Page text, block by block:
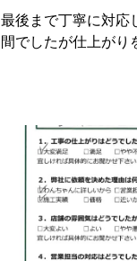
最後まで丁寧に対応
間でしたが仕上がり